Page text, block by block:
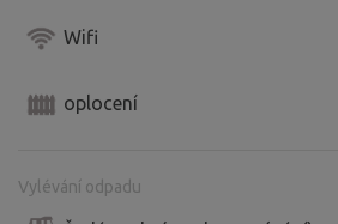
Wifi
oplocení
Vylévání odpadu